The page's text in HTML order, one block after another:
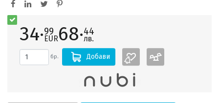
34·99
EUR68·44
лв.
бр. Добави